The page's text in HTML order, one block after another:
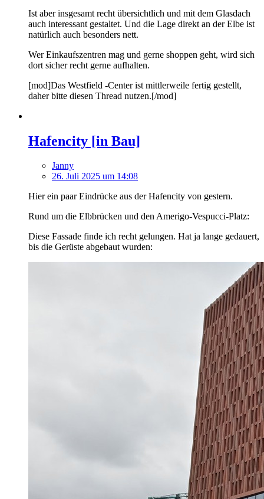
Ist aber insgesamt recht übersichtlich und mit dem Glasdach
auch interessant gestaltet. Und die Lage direkt an der Elbe ist
natürlich auch besonders nett.
Wer Einkaufszentren mag und gerne shoppen geht, wird sich
dort sicher recht gerne aufhalten.
[mod]Das Westfield -Center ist mittlerweile fertig gestellt,
daher bitte diesen Thread nutzen.[/mod]
Hafencity [in Bau]
Janny
26. Juli 2025 um 14:08
Hier ein paar Eindrücke aus der Hafencity von gestern.
Rund um die Elbbrücken und den Amerigo-Vespucci-Platz:
Diese Fassade finde ich recht gelungen. Hat ja lange gedauert,
bis die Gerüste abgebaut wurden: